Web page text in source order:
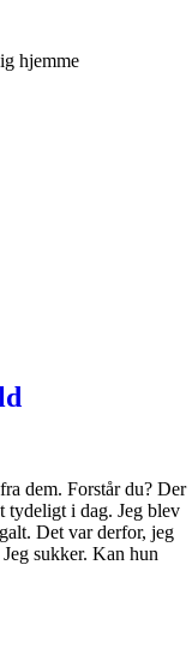
hjemme
dem. Forstår du? Der
tydeligt i dag. Jeg blev
Det var derfor, jeg
sukker. Kan hun